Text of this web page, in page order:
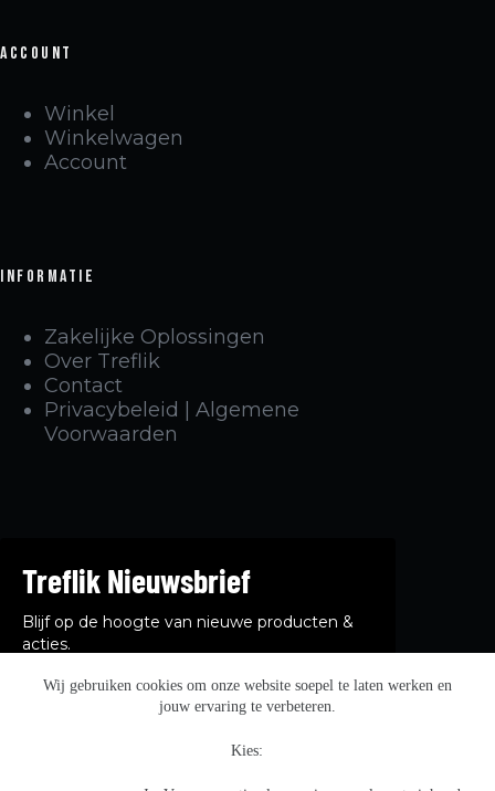
Wij gebruiken cookies om onze website soepel te laten werken en
jouw ervaring te verbeteren.
Kies:
Account
Winkel
Winkelwagen
Account
Informatie
Zakelijke Oplossingen
Over Treflik
Contact
Privacybeleid | Algemene
Voorwaarden
Treflik Nieuwsbrief
Blijf op de hoogte van nieuwe producten &
acties.
Afmelden kan op elk moment. Meer informatie vind je in